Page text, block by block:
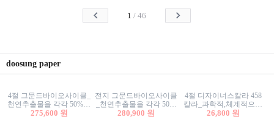
1 /46
doosung paper
4절 그문드바이오사이클_
천연추출물을 각각 50%이
상 함유한 친환경그래픽
275,600 원
전지 그문드바이오사이클
_천연추출물을 각각 50%
이상 함유한 친환경그래
280,900 원
4절 디자이너스칼라 458
칼라_과학적,체계적으로
분류된 200색을 갖춘 색지
26,800 원